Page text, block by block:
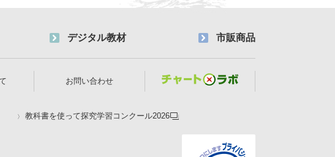
デジタル教材 市販商品
お問い合わせ
教科書を使って探究学習コンクール2026